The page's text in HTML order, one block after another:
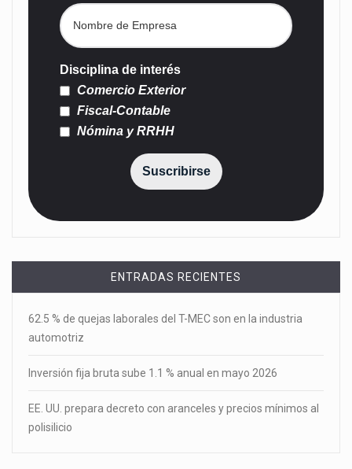
Disciplina de interés
Comercio Exterior
Fiscal-Contable
Nómina y RRHH
Suscribirse
ENTRADAS RECIENTES
62.5 % de quejas laborales del T-MEC son en la industria
automotriz
Inversión fija bruta sube 1.1 % anual en mayo 2026
EE. UU. prepara decreto con aranceles y precios mínimos al
polisilicio